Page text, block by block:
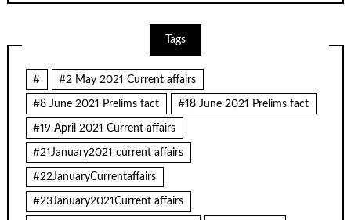
Tags
# #2 May 2021 Current affairs
#8 June 2021 Prelims fact #18 June 2021 Prelims fact
#19 April 2021 Current affairs
#21January2021 current affairs
#22JanuaryCurrentaffairs
#23January2021Current affairs